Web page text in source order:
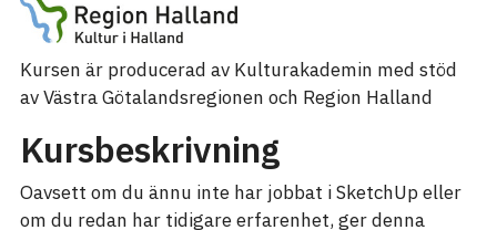
Kursen är producerad av Kulturakademin med stöd
av Västra Götalandsregionen och Region Halland
Kursbeskrivning
Oavsett om du ännu inte har jobbat i SketchUp eller
om du redan har tidigare erfarenhet, ger denna